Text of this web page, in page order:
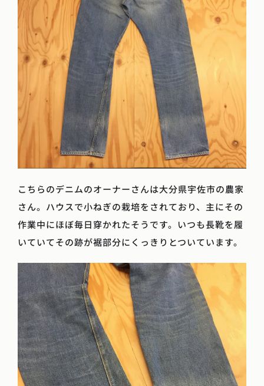
こちらのデニムのオーナーさんは大分県宇佐市の農家
さん。ハウスで小ねぎの栽培をされており、主にその
作業中にほぼ毎日穿かれたそうです。いつも長靴を履
いていてその跡が裾部分にくっきりとついています。